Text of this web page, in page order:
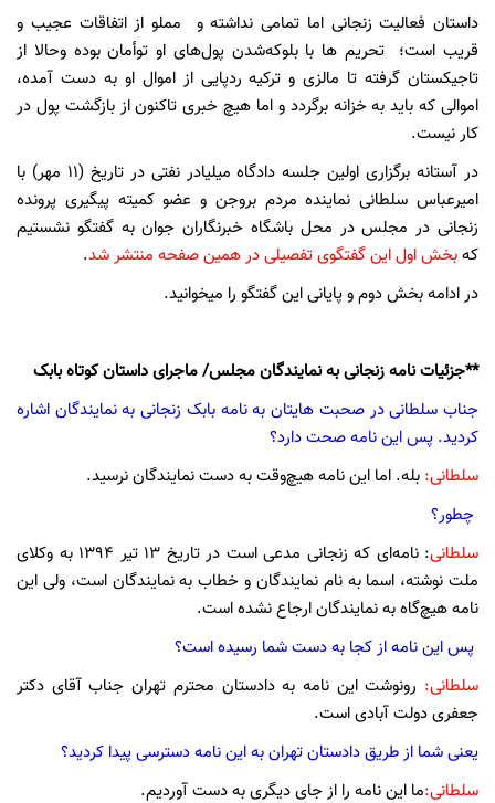
داستان فعالیت زنجانی اما تمامی نداشته و مملو از اتفاقات عجیب و
قریب است؛ تحریم ها با بلوکه‌شدن پول‌های او توأمان بوده وحالا از
تاجیکستان گرفته تا مالزی و ترکیه ردپایی از اموال او به دست آمده،
اموالی که باید به خزانه برگردد و اما هیچ خبری تاکنون از بازگشت پول در
کار نیست.
در آستانه برگزاری اولین جلسه دادگاه میلیادر نفتی در تاریخ (11 مهر) با
امیرعباس سلطانی نماینده مردم بروجن و عضو کمیته پیگیری پرونده
زنجانی در مجلس در محل باشگاه خبرنگاران جوان به گفتگو نشستیم
کهبخش اول این گفتگوی تفصیلی در همین صفحه منتشر شد.
در ادامه بخش دوم و پایانی این گفتگو را میخوانید.
**جزئیات نامه زنجانی به نمایندگان مجلس/ ماجرای داستان کوتاه بابک
جناب سلطانی در صحبت ‌هایتان به نامه بابک زنجانی به نمایندگان اشاره
کردید. پس این نامه صحت دارد؟
سلطانی: بله. اما این نامه هیچ‌وقت به دست نمایندگان نرسید.
چطور؟
سلطانی
: نامه‌ای که زنجانی مدعی است در تاریخ 13 تیر 1394 به وکلای
ملت نوشته، اسما به نام نمایندگان و خطاب به نمایندگان است، ولی این
نامه هیچ‌گاه به نمایندگان ارجاع نشده است.
پس این نامه از کجا به دست شما رسیده است؟
سلطانی: رونوشت این نامه به دادستان محترم تهران جناب آقای دکتر
جعفری دولت آبادی است.
یعنی شما از طریق دادستان تهران به این نامه دسترسی پیدا کردید؟
سلطانی:ما این نامه را از جای دیگری به دست آوردیم.